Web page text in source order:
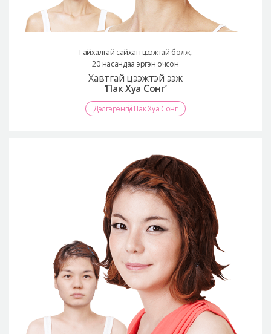
Гайхалтай сайхан цээжтай болж,
20 насандаа эргэн очсон
Хавтгай цээжтэй ээж
‘Пак Хуа Сонг’
Дэлгэрэнгүй Пак Хуа Сонг